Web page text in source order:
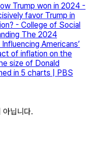
Trump won in 2024 -
favor Trump in
- College of Social
The 2024
Americans’
of inflation on the
size of Donald
in 5 charts | PBS
아닙니다.